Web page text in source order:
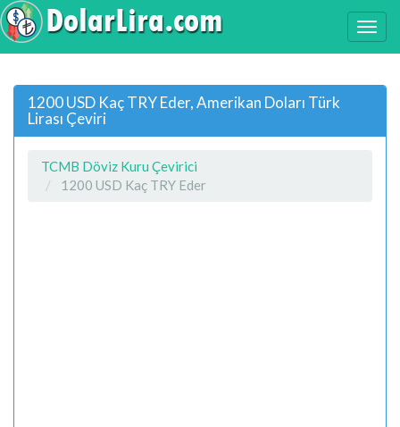
1200 USD Kaç TRY Eder, Amerikan Doları Türk
Lirası Çeviri
TCMB Döviz Kuru Çevirici
1200 USD Kaç TRY Eder